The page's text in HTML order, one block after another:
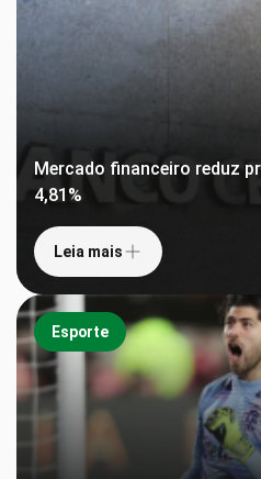
Mercado financeiro reduz
4,81%
Leia mais
Esporte